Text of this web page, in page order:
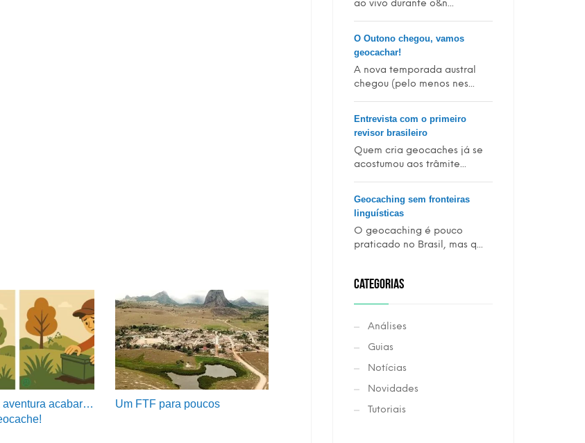
aventura acabar…
Um FTF para poucos
ao vivo durante o&n...
O Outono chegou, vamos
geocachar!
A nova temporada austral
chegou (pelo menos nes...
Entrevista com o primeiro
revisor brasileiro
Quem cria geocaches já se
acostumou aos trâmite...
Geocaching sem fronteiras
linguísticas
O geocaching é pouco
praticado no Brasil, mas q...
CATEGORIAS
Análises
Guias
Notícias
Novidades
Tutoriais